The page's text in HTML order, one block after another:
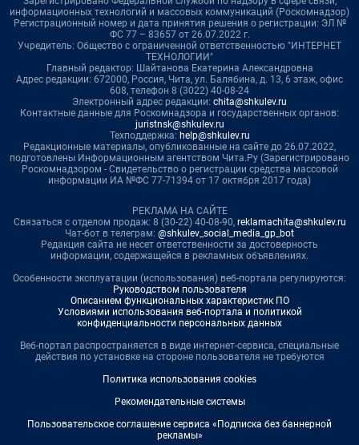
информационных технологий и массовых коммуникаций (Роскомнадзор)
Регистрационный номер и дата принятия решения о регистрации: ЭЛ №
ФС 77 – 83657 от 26.07.2022 г.
Учредитель: Общество с ограниченной ответственностью "ИНТЕРНЕТ
ТЕХНОЛОГИИ"
Главный редактор: Шайтанова Екатерина Александровна
Адрес редакции: 672000, Россия, Чита, ул. Балябина, д. 13, 6 этаж, офис
608, телефон 8 (3022) 40-08-24
Электронный адрес редакции: chita@shkulev.ru
Контактные данные для Роскомнадзора и государственных органов:
juristnsk@shkulev.ru
Техподдержка: help@shkulev.ru
Редакционные материалы, опубликованные на сайте до 26.07.2022,
подготовлены Информационным агентством Чита.Ру (Зарегистрировано
Роскомнадзором - Свидетельство о регистрации средства массовой
информации ИА №ФС 77-71394 от 17 октября 2017 года)
РЕКЛАМА НА САЙТЕ
Связаться с отделом продаж: 8 (30-22) 40-08-90, reklamachita@shkulev.ru
Чат-бот в телеграм: @shkulev_social_media_gp_bot
Редакция сайта не несет ответственности за достоверность
информации, содержащейся в рекламных объявлениях.
Особенности эксплуатации (использования) веб-портала регулируются:
Руководством пользователя
Описанием функциональных характеристик ПО
Условиями использования веб-портала и политикой
конфиденциальности персональных данных
Веб-портал распространяется в виде интернет-сервиса, специальные
действия по установке на стороне пользователя не требуются
Политика использования cookies
Рекомендательные системы
Пользовательское соглашение сервиса «Подписка без баннерной
рекламы»